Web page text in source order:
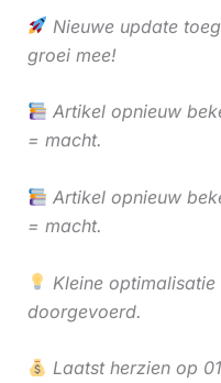
Nieuwe update
groei mee!
Artikel opnieuw
= macht.
Artikel opnieuw
= macht.
Kleine
doorgevoerd.
Laatst herzien op